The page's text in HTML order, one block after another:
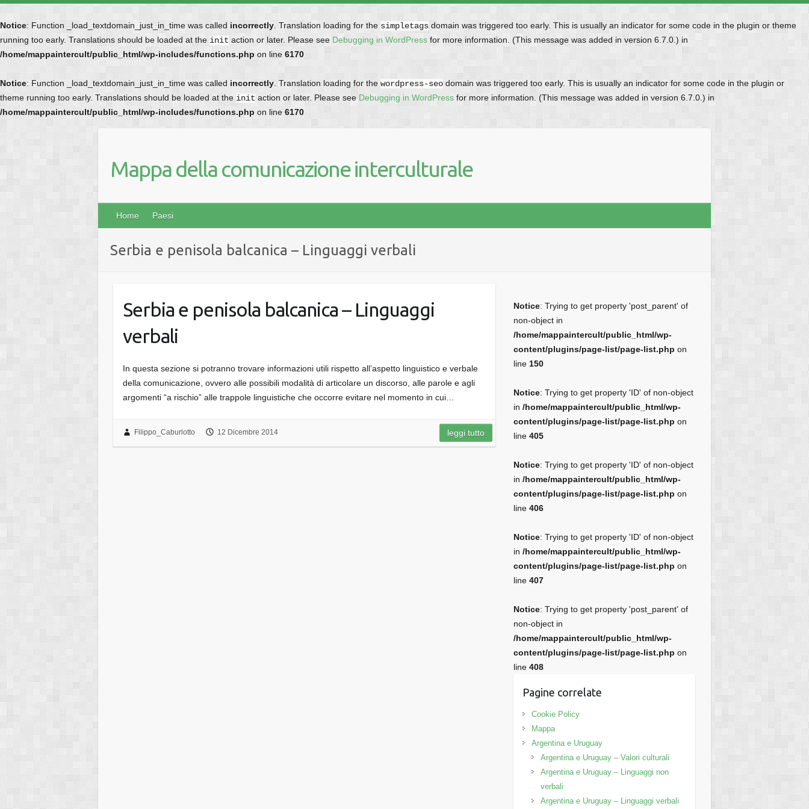
Notice: Function _load_textdomain_just_in_time was called incorrectly . Translation loading for the simpletags domain was triggered too early. This is usually an indicator for some code in the plugin or theme
running too early. Translations should be loaded at the init action or later. Please see Debugging in WordPress for more information. (This message was added in version 6.7.0.) in
/home/mappaintercult/public_html/wp-includes/functions.php on line 6170
Notice: Function _load_textdomain_just_in_time was called incorrectly . Translation loading for the wordpress-seo domain was triggered too early. This is usually an indicator for some code in the plugin or
theme running too early. Translations should be loaded at the init action or later. Please seeDebugging in WordPress for more information. (This message was added in version 6.7.0.) in
/home/mappaintercult/public_html/wp-includes/functions.php on line 6170
Mappa della comunicazione interculturale
Home Paesi
Serbia e penisola balcanica – Linguaggi verbali
Serbia e penisola balcanica – Linguaggi
verbali
In questa sezione si potranno trovare informazioni utili rispetto all’aspetto linguistico e verbale
della comunicazione, ovvero alle possibili modalità di articolare un discorso, alle parole e agli
argomenti “a rischio” alle trappole linguistiche che occorre evitare nel momento in cui…
Filippo_Caburlotto 12 Dicembre 2014 leggi tutto
Notice: Trying to get property 'post_parent' of
non-object in
/home/mappaintercult/public_html/wp-
content/plugins/page-list/page-list.php on
line 150
Notice: Trying to get property 'ID' of non-object
in /home/mappaintercult/public_html/wp-
content/plugins/page-list/page-list.php on
line 405
Notice: Trying to get property 'ID' of non-object
in /home/mappaintercult/public_html/wp-
content/plugins/page-list/page-list.php on
line 406
Notice: Trying to get property 'ID' of non-object
in /home/mappaintercult/public_html/wp-
content/plugins/page-list/page-list.php on
line 407
Notice: Trying to get property 'post_parent' of
non-object in
/home/mappaintercult/public_html/wp-
content/plugins/page-list/page-list.php on
line 408
Pagine correlate
Cookie Policy
Mappa
Argentina e Uruguay
Argentina e Uruguay – Valori culturali
Argentina e Uruguay – Linguaggi non
verbali
Argentina e Uruguay – Linguaggi verbali